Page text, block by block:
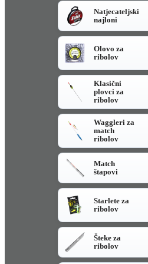
Natjecateljski
najloni
Olovo za
ribolov
Klasični
plovci za
ribolov
Waggleri za
match
ribolov
Match
štapovi
Starlete za
ribolov
Šteke za
ribolov